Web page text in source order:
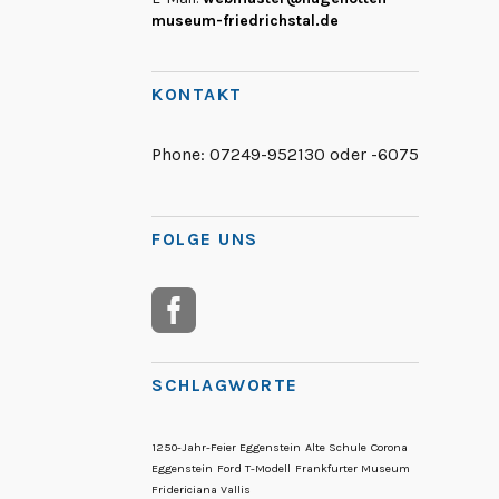
museum-friedrichstal.de
KONTAKT
Phone: 07249-952130 oder -6075
FOLGE UNS
SCHLAGWORTE
1250-Jahr-Feier Eggenstein Alte Schule Corona
Eggenstein Ford T-Modell Frankfurter Museum
Fridericiana Vallis